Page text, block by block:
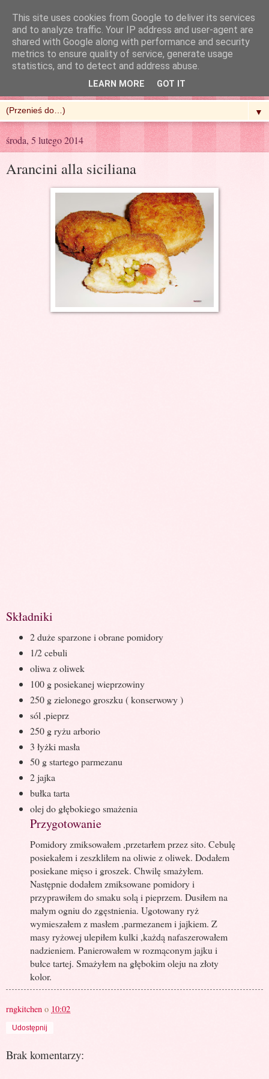
R'n'G Kitchen
▼
środa, 5 lutego 2014
Arancini alla siciliana
Składniki
2 duże sparzone i obrane pomidory
1/2 cebuli
oliwa z oliwek
100 g posiekanej wieprzowiny
250 g zielonego groszku ( konserwowy )
sól ,pieprz
250 g ryżu arborio
3 łyżki masła
50 g startego parmezanu
2 jajka
bułka tarta
olej do głębokiego smażenia
Przygotowanie
Pomidory zmiksowałem ,przetarłem przez sito. Cebulę
posiekałem i zeszkliłem na oliwie z oliwek. Dodałem
posiekane mięso i groszek. Chwilę smażyłem.
Następnie dodałem zmiksowane pomidory i
przyprawiłem do smaku solą i pieprzem. Dusiłem na
małym ogniu do zgęstnienia. Ugotowany ryż
wymieszałem z masłem ,parmezanem i jajkiem. Z
masy ryżowej ulepiłem kulki ,każdą nafaszerowałem
nadzieniem. Panierowałem w rozmąconym jajku i
bułce tartej. Smażyłem na głębokim oleju na złoty
kolor.
rngkitchen o 10:02
Udostępnij
Brak komentarzy:
This site uses cookies from Google to deliver its services
and to analyze traffic. Your IP address and user-agent are
shared with Google along with performance and security
metrics to ensure quality of service, generate usage
statistics, and to detect and address abuse.
LEARN MORE GOT IT